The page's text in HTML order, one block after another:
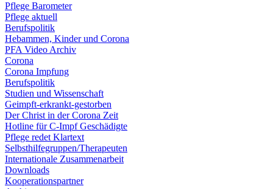
Pflege Barometer
Pflege aktuell
Berufspolitik
Hebammen, Kinder und Corona
PFA Video Archiv
Corona
Corona Impfung
Berufspolitik
Studien und Wissenschaft
Geimpft-erkrankt-gestorben
Der Christ in der Corona Zeit
Hotline für C-Impf Geschädigte
Pflege redet Klartext
Selbsthilfegruppen/Therapeuten
Internationale Zusammenarbeit
Downloads
Kooperationspartner